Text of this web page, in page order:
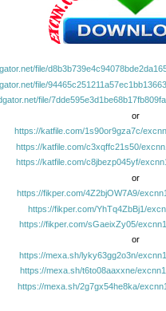
file/
file/
file/
or
https://katfile.com/1s90or9gza7c/
https://katfile.com/c3xqffc21s50/
https://katfile.com/c8jbezp045yf/
or
https://fikper.com/4Z2bjOW7A9/
https://fikper.com/YhTq4ZbBj1/
https://fikper.com/sGaeixZy05/
or
https://mexa.sh/lyky63gg2o3n/
https://mexa.sh/t6to08aaxxne/
https://mexa.sh/2g7gx54he8ka/